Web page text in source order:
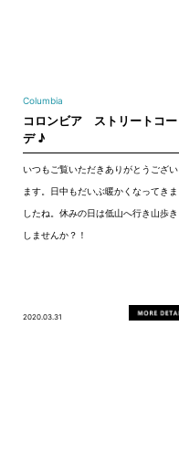
Columbia
コロンビア ストリートコー
デ ♪
いつもご覧いただきありがとうござい
ます。日中もだいぶ暖かくなってきま
したね。休みの日は低山へ行き山歩き
しませんか？！
2020.03.31